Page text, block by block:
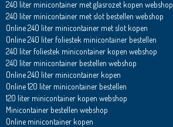
240 liter minicontainer met glasrozet kopen webshop
240 liter minicontainer met slot bestellen webshop
Online 240 liter minicontainer met slot kopen
Online 240 liter foliestek minicontainer bestellen
240 liter foliestek minicontainer kopen webshop
240 liter minicontainer bestellen webshop
Online 240 liter minicontainer kopen
Online 120 liter minicontainer bestellen
120 liter minicontainer kopen webshop
Minicontainer bestellen webshop
Online minicontainer kopen